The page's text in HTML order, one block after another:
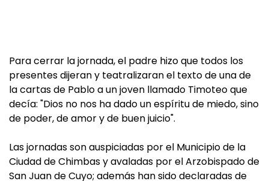
Para cerrar la jornada, el padre hizo que todos los
presentes dijeran y teatralizaran el texto de una de
la cartas de Pablo a un joven llamado Timoteo que
decía: "Dios no nos ha dado un espíritu de miedo, sino
de poder, de amor y de buen juicio".
Las jornadas son auspiciadas por el Municipio de la
Ciudad de Chimbas y avaladas por el Arzobispado de
San Juan de Cuyo; además han sido declaradas de